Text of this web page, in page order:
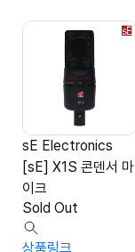
sE Electronics
[sE] X1S 콘덴서 마
이크
Sold Out
상품링크